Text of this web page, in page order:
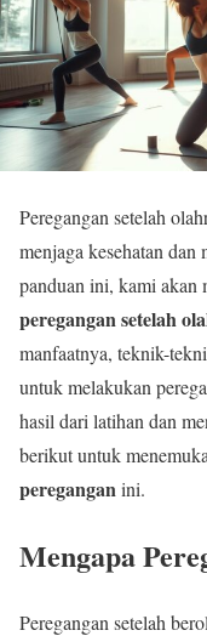
Peregangan setelah
menjaga kesehatan dan
panduan ini, kami akan
peregangan setelah
manfaatnya, teknik-
untuk melakukan
hasil dari latihan dan
berikut untuk
pereganganini.
Mengapa
Peregangan setelah